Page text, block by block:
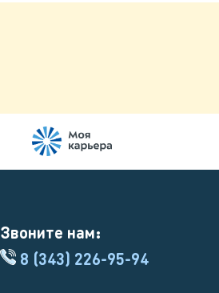
Звоните нам:
8 (343) 226-95-94